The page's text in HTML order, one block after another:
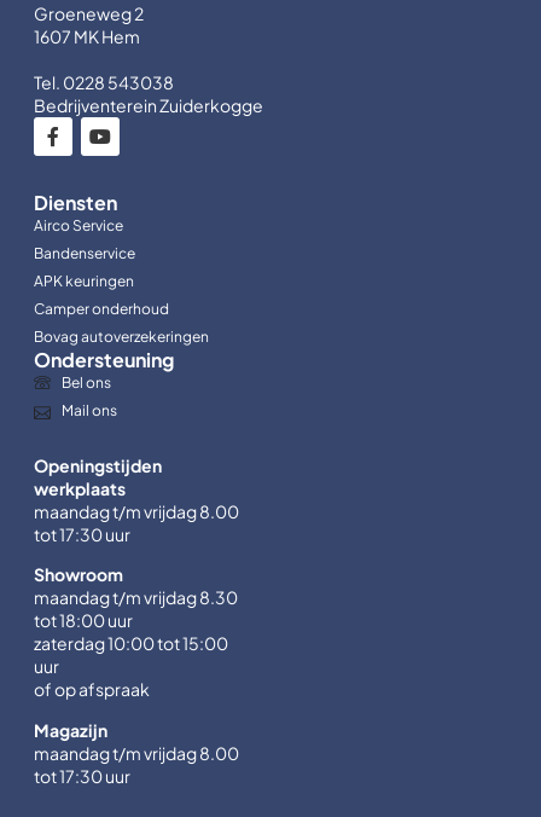
Groeneweg 2
1607 MK Hem
Tel. 0228 543038
Bedrijventerein Zuiderkogge
Diensten
Airco Service
Bandenservice
APK keuringen
Camper onderhoud
Bovag autoverzekeringen
Ondersteuning
Bel ons
Mail ons
Openingstijden
werkplaats
maandag t/m vrijdag 8.00
tot 17:30 uur
Showroom
maandag t/m vrijdag 8.30
tot 18:00 uur
zaterdag 10:00 tot 15:00
uur
of op afspraak
Magazijn
maandag t/m vrijdag 8.00
tot 17:30 uur